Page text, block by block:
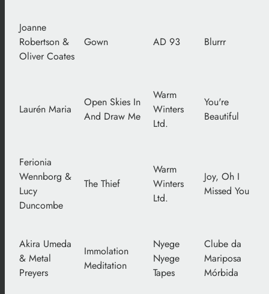
Joanne
Robertson &
Oliver Coates
Gown AD 93 Blurrr
Laurén Maria
Open Skies In
And Draw Me
Warm
Winters
Ltd.
You're
Beautiful
Ferionia
Wennborg &
Lucy
Duncombe
The Thief
Warm
Winters
Ltd.
Joy, Oh I
Missed You
Akira Umeda
& Metal
Preyers
Immolation
Meditation
Nyege
Nyege
Tapes
Clube da
Mariposa
Mórbida